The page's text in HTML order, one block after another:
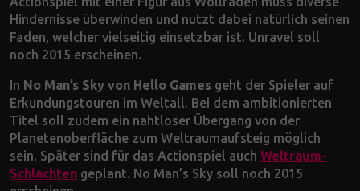
Hindernisse überwinden und nutzt dabei natürlich seinen
Faden, welcher vielseitig einsetzbar ist. Unravel soll
noch 2015 erscheinen.
In No Man’s Sky von Hello Games geht der Spieler auf
Erkundungstouren im Weltall. Bei dem ambitionierten
Titel soll zudem ein nahtloser Übergang von der
Planetenoberfläche zum Weltraumaufsteig möglich
sein. Später sind für das Actionspiel auch Weltraum-
Schlachten geplant. No Man’s Sky soll noch 2015